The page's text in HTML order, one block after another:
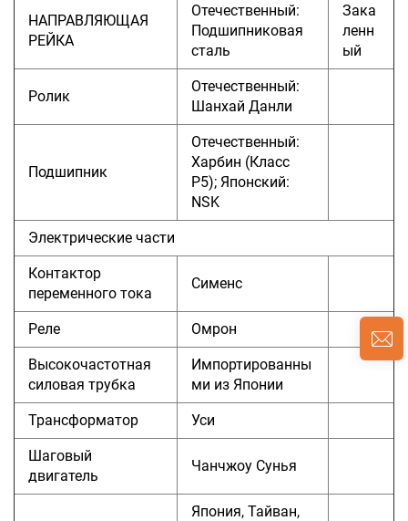
НАПРАВЛЯЮЩАЯ
РЕЙКА
Отечественный:
Подшипниковая
сталь
Зака
ленн
ый
Ролик
Отечественный:
Шанхай Данли
Подшипник
Отечественный:
Харбин (Класс
P5); Японский:
NSK
Электрические части
Контактор
переменного тока
Сименс
Реле Омрон
Высокочастотная
силовая трубка
Импортированны
ми из Японии
Трансформатор Уси
Шаговый
двигатель
Чанчжоу Сунья
Япония, Тайван,